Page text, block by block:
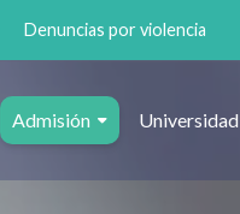
Denuncias por violencia
Admisión Universidad